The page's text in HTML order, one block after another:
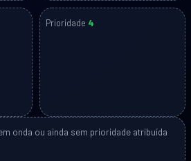
Prioridade 4
onda ou ainda sem prioridade atribuída